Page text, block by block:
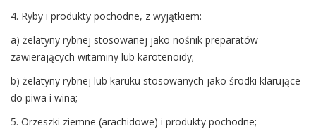
4. Ryby i produkty pochodne, z wyjątkiem:
a) żelatyny rybnej stosowanej jako nośnik preparatów
zawierających witaminy lub karotenoidy;
b) żelatyny rybnej lub karuku stosowanych jako środki klarujące
do piwa i wina;
5. Orzeszki ziemne (arachidowe) i produkty pochodne;